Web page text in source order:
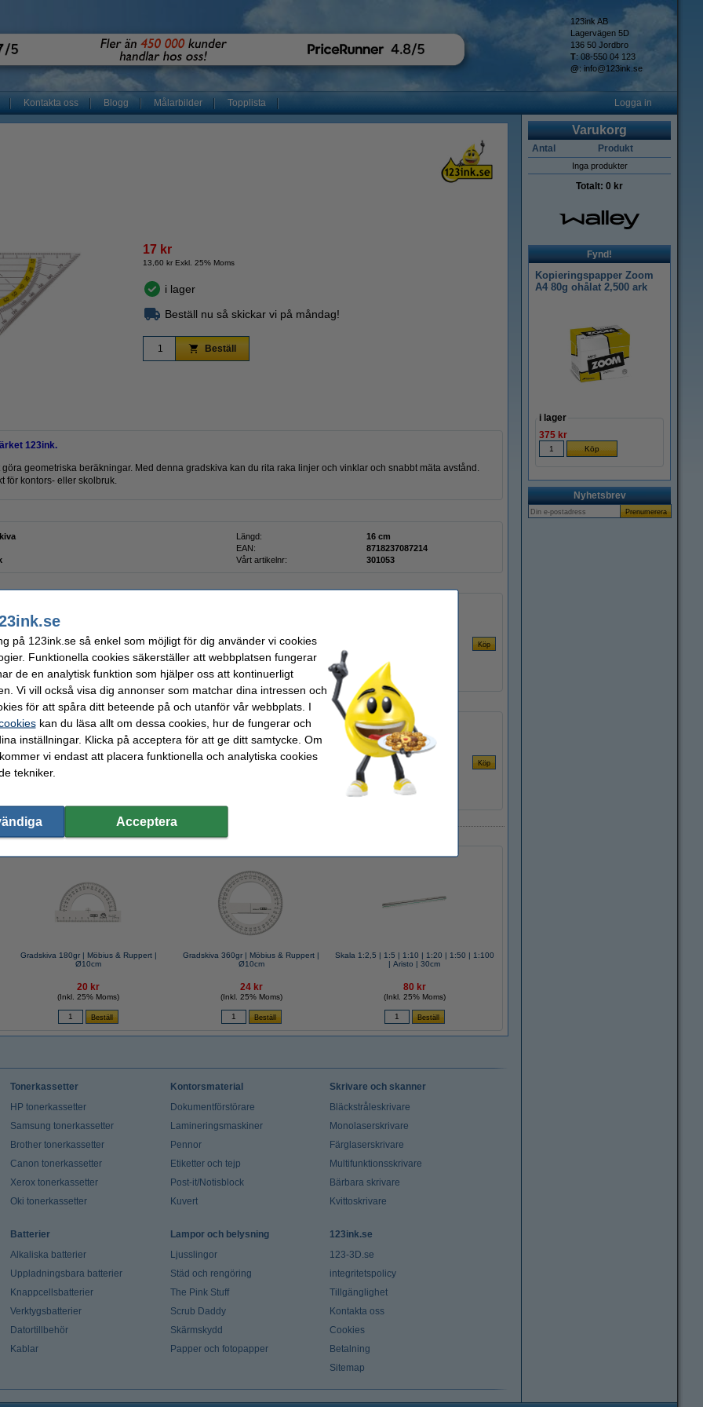
123ink AB
Lagervägen 5D
136 50 Jordbro
T: 08-550 04 123
@: info@123ink.se
Kontakta oss Blogg Målarbilder Topplista Logga in
17 kr
13,60 kr Exkl. 25% Moms
i lager
Beställ nu så skickar vi på måndag!
Beställ
123ink.
geometriska beräkningar. Med denna gradskiva kan du rita raka linjer och vinklar och snabbt mäta avstånd.
för kontors- eller skolbruk.
Längd:
16 cm
EAN:
8718237087214
Vårt artikelnr: 301053
ofta även dessa produkter!
Gradskiva 180gr | Möbius & Ruppert |
Ø10cm
20 kr
(Inkl. 25% Moms)
Gradskiva 360gr | Möbius & Ruppert |
Ø10cm
24 kr
(Inkl. 25% Moms)
Skala 1:2,5 | 1:5 | 1:10 | 1:20 | 1:50 | 1:100
| Aristo | 30cm
80 kr
(Inkl. 25% Moms)
Varukorg
Antal Produkt
Inga produkter
Totalt: 0 kr
Fynd!
Kopieringspapper Zoom
A4 80g ohålat 2,500 ark
i lager
375 kr
Nyhetsbrev
Tonerkassetter
HP tonerkassetter
Samsung tonerkassetter
Brother tonerkassetter
Canon tonerkassetter
Xerox tonerkassetter
Oki tonerkassetter
Kontorsmaterial
Dokumentförstörare
Lamineringsmaskiner
Pennor
Etiketter och tejp
Post-it/Notisblock
Kuvert
Skrivare och skanner
Bläckstråleskrivare
Monolaserskrivare
Färglaserskrivare
Multifunktionsskrivare
Bärbara skrivare
Kvittoskrivare
Batterier
Alkaliska batterier
Uppladningsbara batterier
Knappcellsbatterier
Verktygsbatterier
Datortillbehör
Kablar
Lampor och belysning
Ljusslingor
Städ och rengöring
The Pink Stuff
Scrub Daddy
Skärmskydd
Papper och fotopapper
123ink.se
123-3D.se
integritetspolicy
Tillgänglighet
Kontakta oss
Cookies
Betalning
Sitemap
på 123ink.se så enkel som möjligt för dig använder vi cookies
Funktionella cookies säkerställer att webbplatsen fungerar
de en analytisk funktion som hjälper oss att kontinuerligt
Vi vill också visa dig annonser som matchar dina intressen och
för att spåra ditt beteende på och utanför vår webbplats. I
kan du läsa allt om dessa cookies, hur de fungerar och
inställningar. Klicka på acceptera för att ge ditt samtycke. Om
vi endast att placera funktionella och analytiska cookies
tekniker.
Acceptera